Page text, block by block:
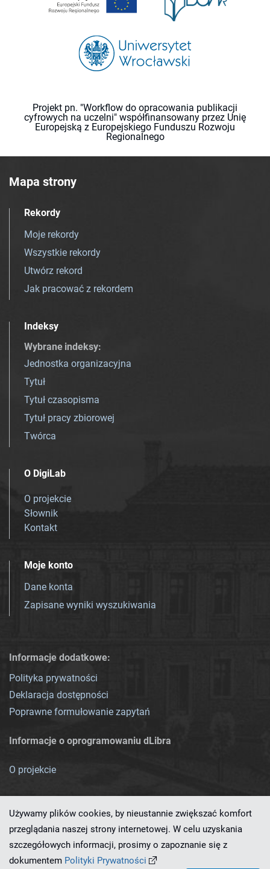
Projekt pn. "Workflow do opracowania publikacji
cyfrowych na uczelni" współfinansowany przez Unię
Europejską z Europejskiego Funduszu Rozwoju
Regionalnego
Mapa strony
Rekordy
Moje rekordy
Wszystkie rekordy
Utwórz rekord
Jak pracować z rekordem
Indeksy
Wybrane indeksy:
Jednostka organizacyjna
Tytuł
Tytuł czasopisma
Tytuł pracy zbiorowej
Twórca
O DigiLab
O projekcie
Słownik
Kontakt
Moje konto
Dane konta
Zapisane wyniki wyszukiwania
Informacje dodatkowe:
Polityka prywatności
Deklaracja dostępności
Poprawne formułowanie zapytań
Informacje o oprogramowaniu dLibra
O projekcie
Ten serwis działa dzięki oprogramowaniu
Używamy plików cookies, by nieustannie zwiększać komfort
przeglądania naszej strony internetowej. W celu uzyskania
szczegółowych informacji, prosimy o zapoznanie się z
dokumentem Polityki Prywatności